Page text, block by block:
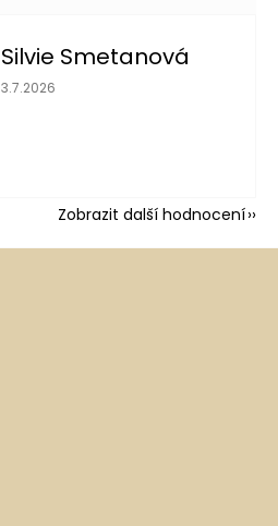
Silvie Smetanová
Hodnocení obchodu je 5 z 5
3.7.2026
Zobrazit další hodnocení